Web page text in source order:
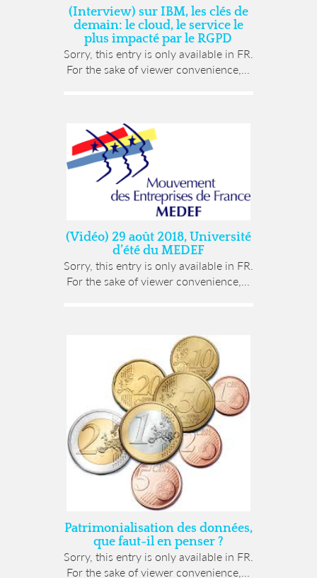
(Interview) sur IBM, les clés de
demain: le cloud, le service le
plus impacté par le RGPD
Sorry, this entry is only available in FR.
For the sake of viewer convenience,...
(Vidéo) 29 août 2018, Université
d’été du MEDEF
Sorry, this entry is only available in FR.
For the sake of viewer convenience,...
Patrimonialisation des données,
que faut-il en penser ?
Sorry, this entry is only available in FR.
For the sake of viewer convenience,...